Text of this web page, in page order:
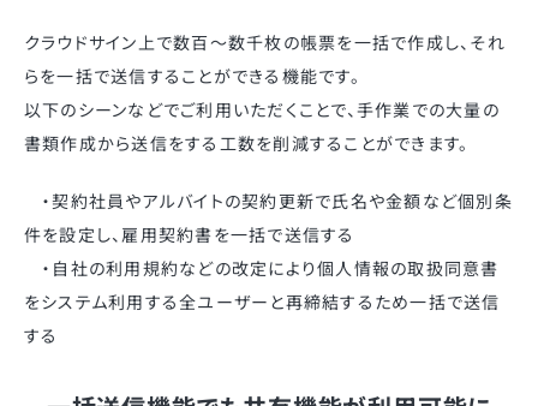
クラウドサイン上で数百〜数千枚の帳票を一括で作成し、それ
らを一括で送信することができる機能です。
以下のシーンなどでご利用いただくことで、手作業での大量の
書類作成から送信をする工数を削減することができます。
・契約社員やアルバイトの契約更新で氏名や金額など個別条
件を設定し、雇用契約書を一括で送信する
・自社の利用規約などの改定により個人情報の取扱同意書
をシステム利用する全ユーザーと再締結するため一括で送信
する